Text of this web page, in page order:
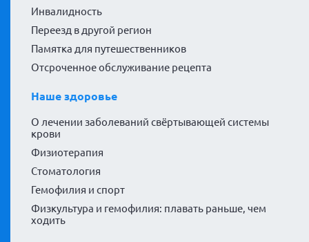
Инвалидность
Переезд в другой регион
Памятка для путешественников
Отсроченное обслуживание рецепта
Наше здоровье
О лечении заболеваний свёртывающей системы
крови
Физиотерапия
Стоматология
Гемофилия и спорт
Физкультура и гемофилия: плавать раньше, чем
ходить